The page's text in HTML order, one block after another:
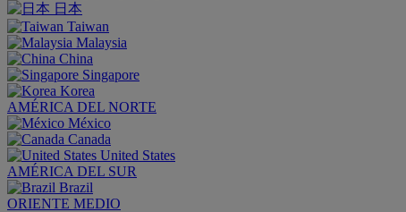
日本
Taiwan
Malaysia
China
Singapore
Korea
AMÉRICA DEL NORTE
México
Canada
United States
AMÉRICA DEL SUR
Brazil
ORIENTE MEDIO